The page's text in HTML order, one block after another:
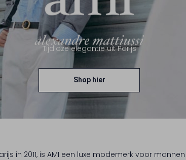
Tijdloze elegantie uit Parijs
Shop hier
in 2011, is AMI een luxe modemerk voor